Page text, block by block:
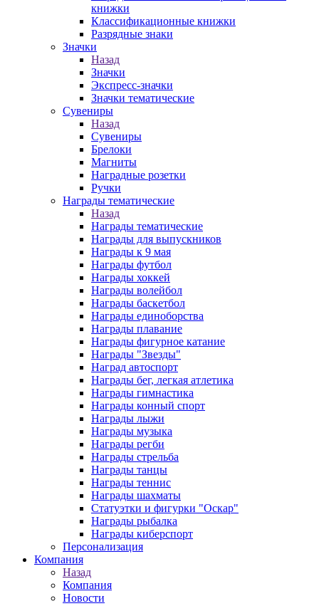
книжки
Классификационные книжки
Разрядные знаки
Значки
Назад
Значки
Экспресс-значки
Значки тематические
Сувениры
Назад
Сувениры
Брелоки
Магниты
Наградные розетки
Ручки
Награды тематические
Назад
Награды тематические
Награды для выпускников
Награды к 9 мая
Награды футбол
Награды хоккей
Награды волейбол
Награды баскетбол
Награды единоборства
Награды плавание
Награды фигурное катание
Награды "Звезды"
Наград автоспорт
Награды бег, легкая атлетика
Награды гимнастика
Награды конный спорт
Награды лыжи
Награды музыка
Награды регби
Награды стрельба
Награды танцы
Награды теннис
Награды шахматы
Статуэтки и фигурки "Оскар"
Награды рыбалка
Награды киберспорт
Персонализация
Компания
Назад
Компания
Новости